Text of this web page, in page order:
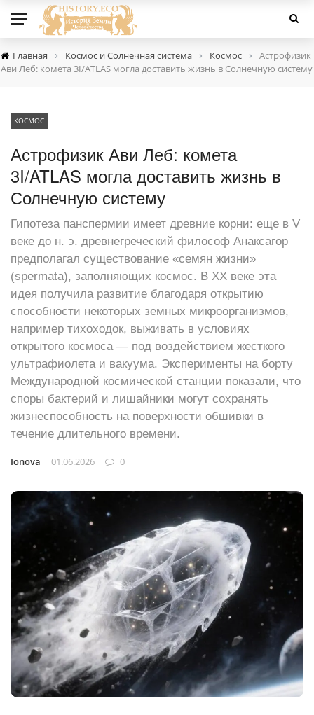
Главная › Космос и Солнечная система › Космос ›
Астрофизик
Ави Леб: комета 3I/ATLAS могла доставить жизнь в Солнечную систему
КОСМОС
Астрофизик Ави Леб: комета
3I/ATLAS могла доставить жизнь в
Солнечную систему
Гипотеза панспермии имеет древние корни: еще в V
веке до н. э. древнегреческий философ Анаксагор
предполагал существование «семян жизни»
(spermata), заполняющих космос. В XX веке эта
идея получила развитие благодаря открытию
способности некоторых земных микроорганизмов,
например тихоходок, выживать в условиях
открытого космоса — под воздействием жесткого
ультрафиолета и вакуума. Эксперименты на борту
Международной космической станции показали, что
споры бактерий и лишайники могут сохранять
жизнеспособность на поверхности обшивки в
течение длительного времени.
Ionova 01.06.2026 0